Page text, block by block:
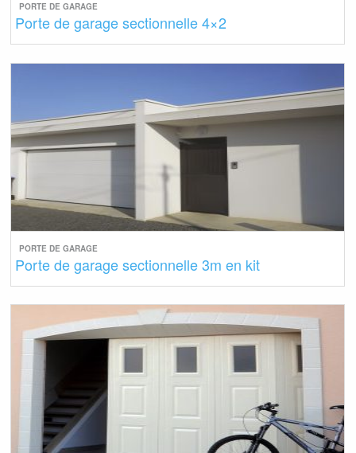
PORTE DE GARAGE
Porte de garage sectionnelle 4×2
PORTE DE GARAGE
Porte de garage sectionnelle 3m en kit